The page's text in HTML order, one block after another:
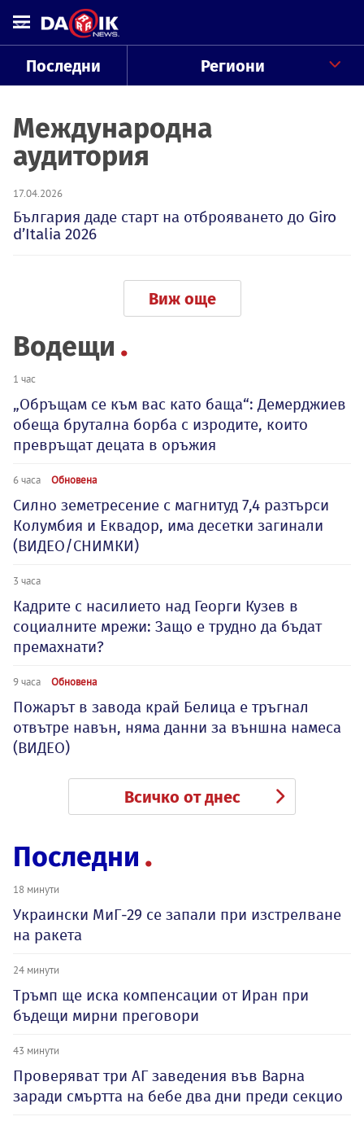
Последни Региони
Международна
аудитория
17.04.2026
България даде старт на отброяването до Giro
d’Italia 2026
Виж още
Водещи
1 час
„Обръщам се към вас като баща“: Демерджиев
обеща брутална борба с изродите, които
превръщат децата в оръжия
6 часа Обновена
Силно земетресение с магнитуд 7,4 разтърси
Колумбия и Еквадор, има десетки загинали
(ВИДЕО/СНИМКИ)
3 часа
Кадрите с насилието над Георги Кузев в
социалните мрежи: Защо е трудно да бъдат
премахнати?
9 часа Обновена
Пожарът в завода край Белица е тръгнал
отвътре навън, няма данни за външна намеса
(ВИДЕО)
Всичко от днес
Последни
18 минути
Украински МиГ-29 се запали при изстрелване
на ракета
24 минути
Тръмп ще иска компенсации от Иран при
бъдещи мирни преговори
43 минути
Проверяват три АГ заведения във Варна
заради смъртта на бебе два дни преди секцио